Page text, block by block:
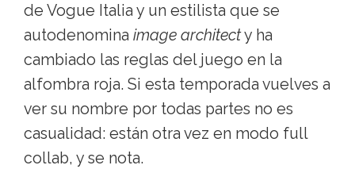
de Vogue Italia y un estilista que se
autodenomina image architecty ha
cambiado las reglas del juego en la
alfombra roja. Si esta temporada vuelves a
ver su nombre por todas partes no es
casualidad: están otra vez en modo full
collab, y se nota.